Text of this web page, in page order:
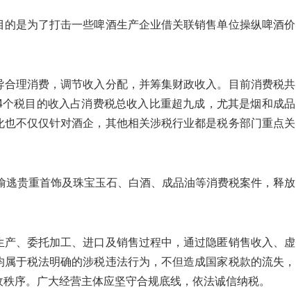
是为了打击一些啤酒生产企业借关联销售单位操纵啤酒价
理消费，调节收入分配，并筹集财政收入。目前消费税共
税目的收入占消费税总收入比重超九成，尤其是烟和成品
不仅仅针对酒企，其他相关涉税行业都是税务部门重点关
贵重首饰及珠宝玉石、白酒、成品油等消费税案件，释放
、委托加工、进口及销售过程中，通过隐匿销售收入、虚
于税法明确的涉税违法行为，不但造成国家税款的流失，
序。广大经营主体应坚守合规底线，依法诚信纳税。